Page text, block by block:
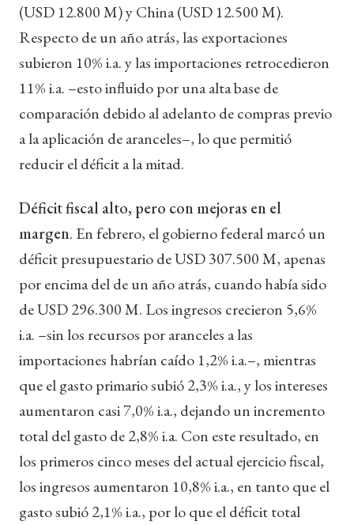
(USD 12.800 M) y China (USD 12.500 M).
Respecto de un año atrás, las exportaciones
subieron 10% i.a. y las importaciones retrocedieron
11% i.a. –esto influido por una alta base de
comparación debido al adelanto de compras previo
a la aplicación de aranceles–, lo que permitió
reducir el déficit a la mitad.
Déficit fiscal alto, pero con mejoras en el
margen. En febrero, el gobierno federal marcó un
déficit presupuestario de USD 307.500 M, apenas
por encima del de un año atrás, cuando había sido
de USD 296.300 M. Los ingresos crecieron 5,6%
i.a. –sin los recursos por aranceles a las
importaciones habrían caído 1,2% i.a.–, mientras
que el gasto primario subió 2,3% i.a., y los intereses
aumentaron casi 7,0% i.a., dejando un incremento
total del gasto de 2,8% i.a. Con este resultado, en
los primeros cinco meses del actual ejercicio fiscal,
los ingresos aumentaron 10,8% i.a., en tanto que el
gasto subió 2,1% i.a., por lo que el déficit total